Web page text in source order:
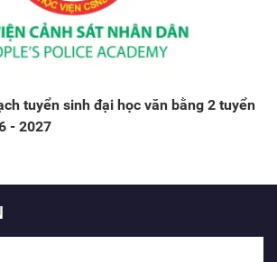
tuyển sinh đại học văn bằng 2 tuyển
- 2027